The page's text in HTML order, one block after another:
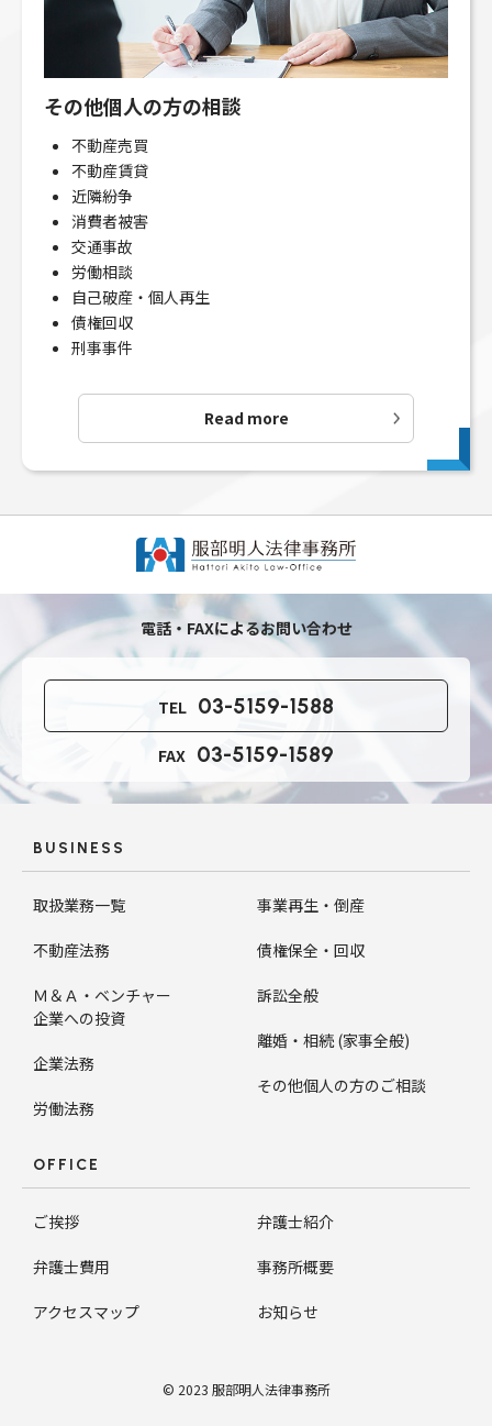
その他個人の方の相談
不動産売買
不動産賃貸
近隣紛争
消費者被害
交通事故
労働相談
自己破産・個人再生
債権回収
刑事事件
Read more
電話・FAXによるお問い合わせ
TEL 03-5159-1588
FAX 03-5159-1589
BUSINESS
取扱業務一覧
不動産法務
Ｍ＆Ａ・ベンチャー
企業への投資
企業法務
労働法務
事業再生・倒産
債権保全・回収
訴訟全般
離婚・相続 (家事全般)
その他個人の方のご相談
OFFICE
ご挨拶 弁護士紹介
弁護士費用 事務所概要
アクセスマップ お知らせ
© 2023 服部明人法律事務所